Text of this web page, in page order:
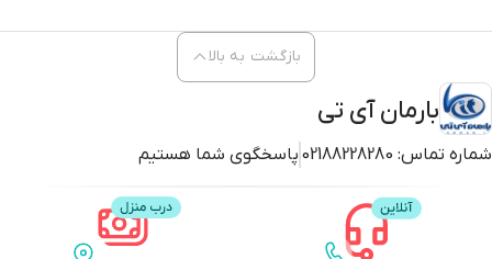
بارمان آی تی
شماره تماس: 02188228280 پاسخگوی شما هستیم
بازگشت به بالا